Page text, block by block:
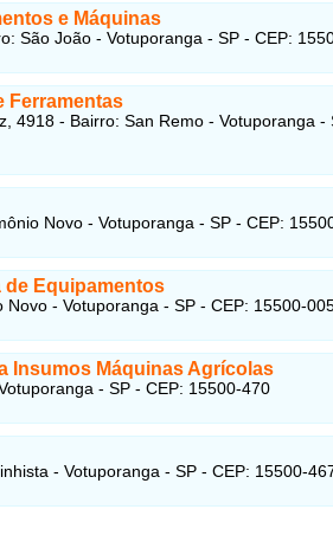
e Máquinas
São João - Votuporanga - SP - CEP:
Ferramentas
4918 - Bairro: San Remo - Votuporanga -
Novo - Votuporanga - SP - CEP:
de Equipamentos
- Votuporanga - SP - CEP: 15500-
Insumos Máquinas Agrícolas
- SP - CEP: 15500-470
- Votuporanga - SP - CEP: 15500-